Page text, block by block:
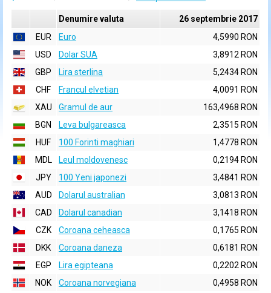
Denumire valuta
26 septembrie 2017
EUR
Euro
4,5990 RON
USD
Dolar SUA
3,8912 RON
GBP
Lira sterlina
5,2434 RON
CHF
Francul elvetian
4,0091 RON
XAU
Gramul de aur
163,4968 RON
BGN
Leva bulgareasca
2,3515 RON
HUF
100 Forinti maghiari
1,4778 RON
MDL
Leul moldovenesc
0,2194 RON
JPY
100 Yeni japonezi
3,4841 RON
AUD
Dolarul australian
3,0813 RON
CAD
Dolarul canadian
3,1418 RON
CZK
Coroana ceheasca
0,1765 RON
DKK
Coroana daneza
0,6181 RON
EGP
Lira egipteana
0,2202 RON
NOK
Coroana norvegiana
0,4958 RON